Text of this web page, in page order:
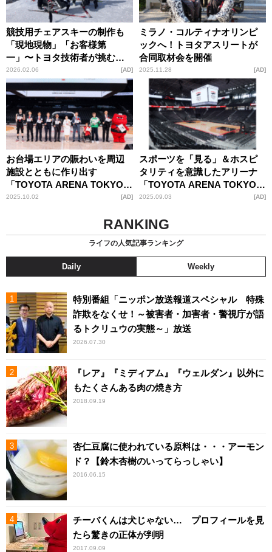
競技用チェアスキーの制作も
「現地現物」「お客様第
一」〜トヨタ技術者が挑むパ
ラリンピック〜
2026.02.06 AD
ミラノ・コルティナオリンピ
ックへ！トヨタアスリートが
合同取材会を開催
2025.11.28 AD
お台場エリアの賑わいを周辺
施設とともに作り出す
「TOYOTA ARENA TOKYO」
が開業記念式典を開催
2025.10.02 AD
スポーツを「見る」＆ホスピ
タリティを意識したアリーナ
「TOYOTA ARENA TOKYO」
が施設を公開
2025.09.03 AD
RANKING
ライフの人気記事ランキング
Daily Weekly
特別番組「ニッポン放送報道スペシャル 特殊
詐欺をなくせ！～被害者・加害者・警視庁が語
るトクリュウの実態～」放送
2026.07.30
『レア』『ミディアム』『ウェルダン』以外に
もたくさんある肉の焼き方
2018.09.19
杏仁豆腐に使われている原料は・・・アーモン
ド？【鈴木杏樹のいってらっしゃい】
2016.06.15
チーバくんは犬じゃない… プロフィールを見
たら驚きの正体が判明
2017.09.09